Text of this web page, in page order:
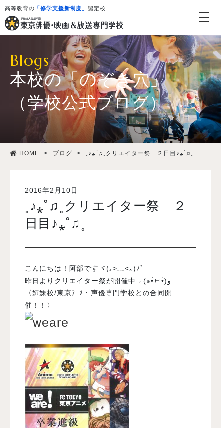
高等教育の 「修学支援新制度」 認定校
学校紹介・教育システム
学生生活
就職・デビュー
入試案内
学校情報
オープンキャンパス
Blogs
本校の「のぞき穴」
（学校公式ブログ）
HOME > ブログ > ˳♪⁎˚♫˳クリエイター祭 ２日目♪⁎˚♫˳
2016年2月10日
˳♪⁎˚♫˳クリエイター祭 ２
日目♪⁎˚♫˳
こんにちは！阿部ですヾ(｡>﹏<｡)ﾉﾞ
昨日よりクリエイター祭が開催中╭(๑•̀ㅂ•́)و
〈姉妹校/東京ｱﾆﾒ・声優専門学校との合同開
催！！〉